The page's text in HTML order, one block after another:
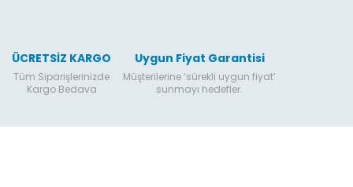
ÜCRETSİZ KARGO
Tüm Siparişlerinizde
Kargo Bedava
Uygun Fiyat Garantisi
Müşterilerine ‘sürekli uygun fiyat’
sunmayı hedefler.